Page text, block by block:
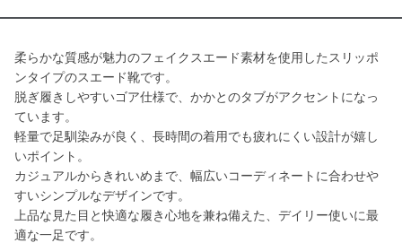
柔らかな質感が魅力のフェイクスエード素材を使用したスリッポ
ンタイプのスエード靴です。
脱ぎ履きしやすいゴア仕様で、かかとのタブがアクセントになっ
ています。
軽量で足馴染みが良く、長時間の着用でも疲れにくい設計が嬉し
いポイント。
カジュアルからきれいめまで、幅広いコーディネートに合わせや
すいシンプルなデザインです。
上品な見た目と快適な履き心地を兼ね備えた、デイリー使いに最
適な一足です。